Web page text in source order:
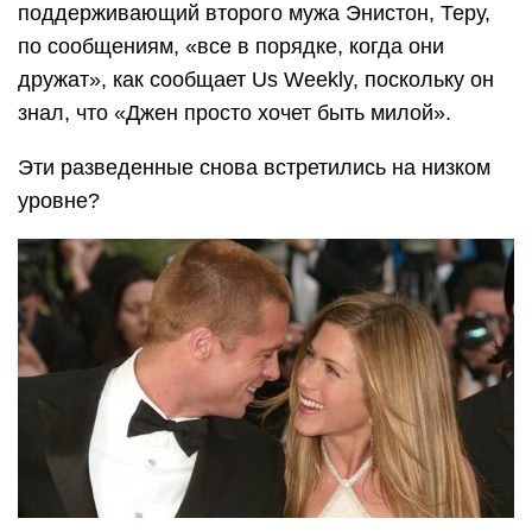
поддерживающий второго мужа Энистон, Теру,
по сообщениям, «все в порядке, когда они
дружат», как сообщает Us Weekly, поскольку он
знал, что «Джен просто хочет быть милой».
Эти разведенные снова встретились на низком
уровне?